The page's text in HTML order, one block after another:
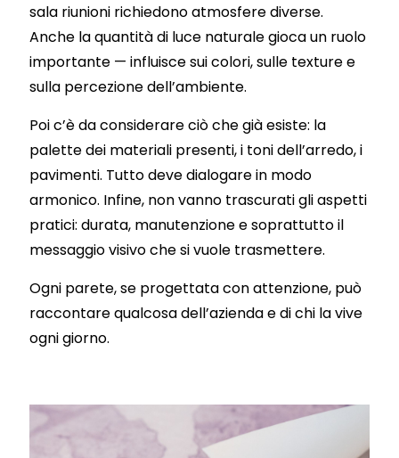
sala riunioni richiedono atmosfere diverse.
Anche la quantità di luce naturale gioca un ruolo
importante — influisce sui colori, sulle texture e
sulla percezione dell’ambiente.
Poi c’è da considerare ciò che già esiste: la
palette dei materiali presenti, i toni dell’arredo, i
pavimenti. Tutto deve dialogare in modo
armonico. Infine, non vanno trascurati gli aspetti
pratici: durata, manutenzione e soprattutto il
messaggio visivo che si vuole trasmettere.
Ogni parete, se progettata con attenzione, può
raccontare qualcosa dell’azienda e di chi la vive
ogni giorno.